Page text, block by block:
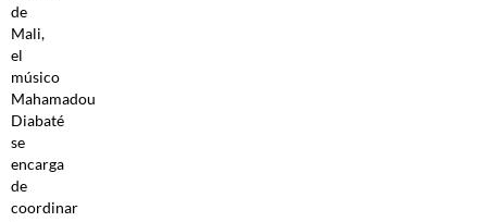
de
Mali,
el
músico
Mahamadou
Diabaté
se
encarga
de
coordinar